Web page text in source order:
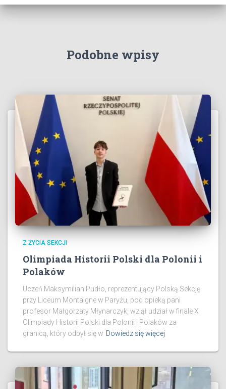
Podobne wpisy
Z ŻYCIA SEKCJI
Olimpiada Historii Polski dla Polonii i
Polaków
Uczeń Maksymilian Pudło, reprezentujący Polską Sekcję
przy Liceum Montaigne w Paryżu, pod opieką pani
profesor Małgorzaty Młynarczyk, wziął udział w finale X
Olimpiady Historii Polski dla Polonii i Polaków za
granicą, który odbył się w Dowiedz się więcej